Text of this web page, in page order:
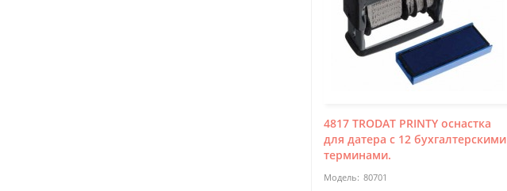
4817 TRODAT PRINTY оснастка
для датера с 12 бухгалтерскими
терминами.
80701